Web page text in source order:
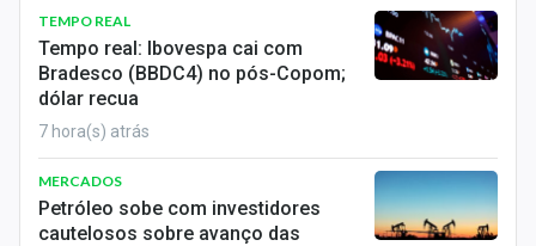
TEMPO REAL
Tempo real: Ibovespa cai com
Bradesco (BBDC4) no pós-Copom;
dólar recua
7 hora(s) atrás
MERCADOS
Petróleo sobe com investidores
cautelosos sobre avanço das